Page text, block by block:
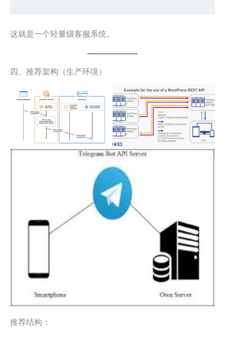
这就是一个轻量级客服系统。
四、推荐架构（生产环境）
推荐结构：